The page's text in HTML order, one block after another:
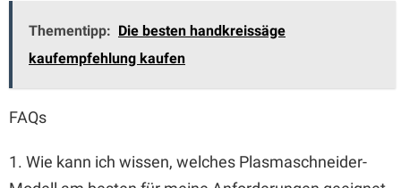
Thementipp: Die besten handkreissäge
kaufempfehlung kaufen
FAQs
1. Wie kann ich wissen, welches Plasmaschneider-